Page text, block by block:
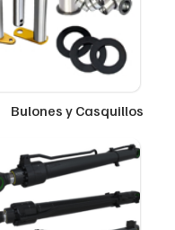
Bulones y Casquillos